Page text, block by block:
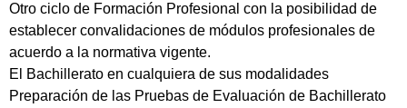
Otro ciclo de Formación Profesional con la posibilidad de
establecer convalidaciones de módulos profesionales de
acuerdo a la normativa vigente.
El Bachillerato en cualquiera de sus modalidades
Preparación de las Pruebas de Evaluación de Bachillerato